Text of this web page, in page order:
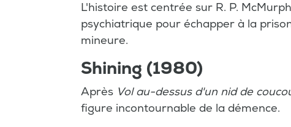
L'histoire est centrée sur R. P.
psychiatrique pour échapper à la
mineure.
Shining (1980)
Après Vol au-dessus d'un nid de
figure incontournable de la démence.